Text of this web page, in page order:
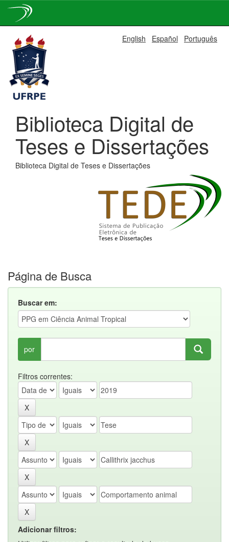
navigation
English Español Português
Biblioteca Digital de
Teses e Dissertações
Biblioteca Digital de Teses e Dissertações
Página de Busca
Buscar em:
por
Filtros correntes:
Adicionar filtros: